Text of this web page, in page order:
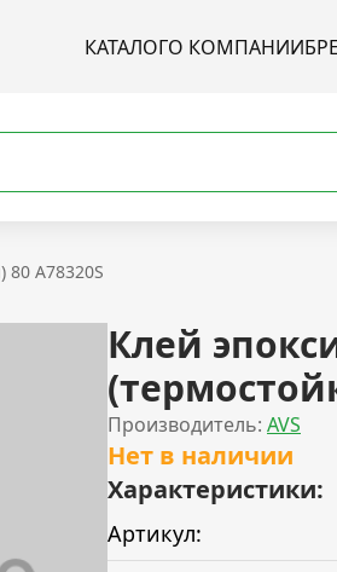
КАТАЛОГО КОМПАНИИ
80 A78320S
Клей
Производитель: AVS
Нет в наличии
Характеристики:
Артикул: